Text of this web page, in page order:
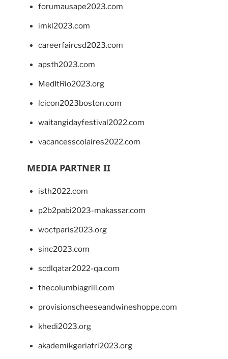
forumausape2023.com
imkl2023.com
careerfaircsd2023.com
apsth2023.com
MedItRio2023.org
lcicon2023boston.com
waitangidayfestival2022.com
vacancesscolaires2022.com
MEDIA PARTNER II
isth2022.com
p2b2pabi2023-makassar.com
wocfparis2023.org
sinc2023.com
scdlqatar2022-qa.com
thecolumbiagrill.com
provisionscheeseandwineshoppe.com
khedi2023.org
akademikgeriatri2023.org